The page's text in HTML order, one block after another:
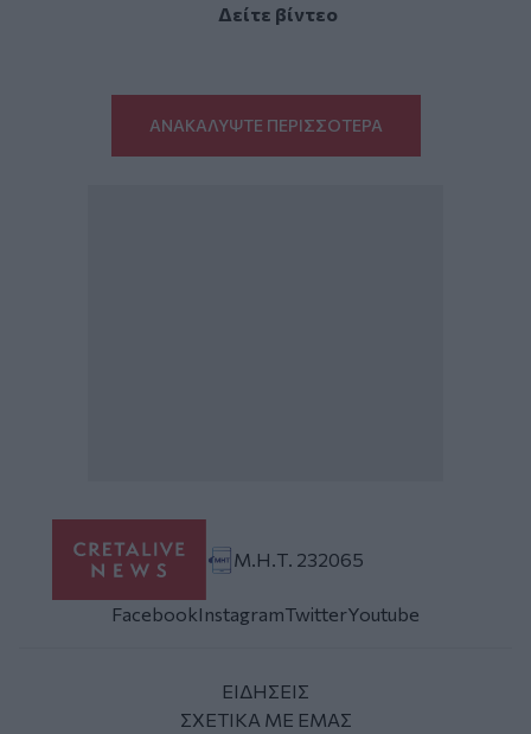
Δείτε βίντεο
ΑΝΑΚΑΛΥΨΤΕ ΠΕΡΙΣΣΟΤΕΡΑ
Μ.Η.Τ. 232065
FacebookInstagramTwitterYoutube
ΕΙΔΗΣΕΙΣ
ΣΧΕΤΙΚΑ ΜΕ ΕΜΑΣ